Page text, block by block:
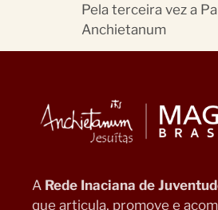
Pela terceira vez a
Anchietanum
A Rede Inaciana de
que articula, promove e